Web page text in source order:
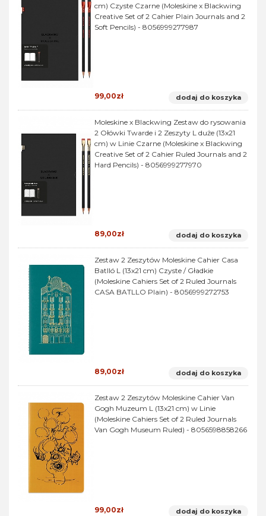
cm) Czyste Czarne (Moleskine x Blackwing
Creative Set of 2 Cahier Plain Journals and 2
Soft Pencils) - 8056999277987
99,00zł dodaj do koszyka
Moleskine x Blackwing Zestaw do rysowania
2 Ołówki Twarde i 2 Zeszyty L duże (13x21
cm) w Linie Czarne (Moleskine x Blackwing
Creative Set of 2 Cahier Ruled Journals and 2
Hard Pencils) - 8056999277970
89,00zł dodaj do koszyka
Zestaw 2 Zeszytów Moleskine Cahier Casa
Batlló L (13x21 cm) Czyste / Gładkie
(Moleskine Cahiers Set of 2 Ruled Journals
CASA BATLLO Plain) - 8056999272753
89,00zł dodaj do koszyka
Zestaw 2 Zeszytów Moleskine Cahier Van
Gogh Muzeum L (13x21 cm) w Linie
(Moleskine Cahiers Set of 2 Ruled Journals
Van Gogh Museum Ruled) - 8056598858266
99,00zł dodaj do koszyka